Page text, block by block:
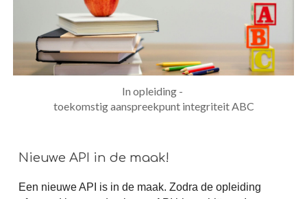
In opleiding -
toekomstigaanspreekpunt integriteit ABC
Nieuwe API in de maak!
Een nieuwe API is in de maak. Zodra de opleiding